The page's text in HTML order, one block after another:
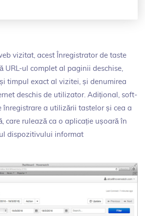
vizitat, acest Înregistrator de taste
URL-ul complet al paginii deschise,
timpul exact al vizitei, și denumirea
deschis de utilizator. Adițional, soft-
înregistrare a utilizării tastelor și cea a
care rulează ca o aplicație ușoară în
dispozitivului informat